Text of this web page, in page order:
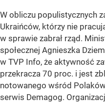
W obliczu populistycznych
Ukraińców, którzy nie
w sprawie zabrał rząd.
społecznej Agnieszka
w TVP Info, że aktywność
przekracza 70 proc. i jest
notowanego wśród
serwis Demagog.